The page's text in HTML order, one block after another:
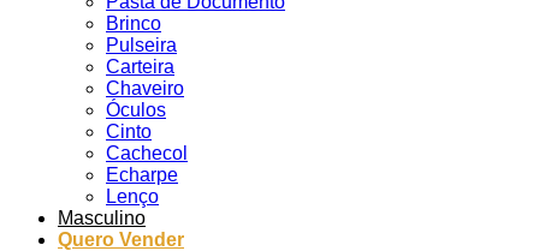
Brinco
Pulseira
Carteira
Chaveiro
Óculos
Cinto
Cachecol
Echarpe
Lenço
Masculino
Quero Vender